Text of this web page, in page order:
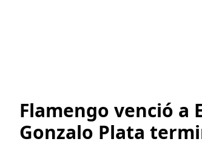
Flamengo venció a
Gonzalo Plata